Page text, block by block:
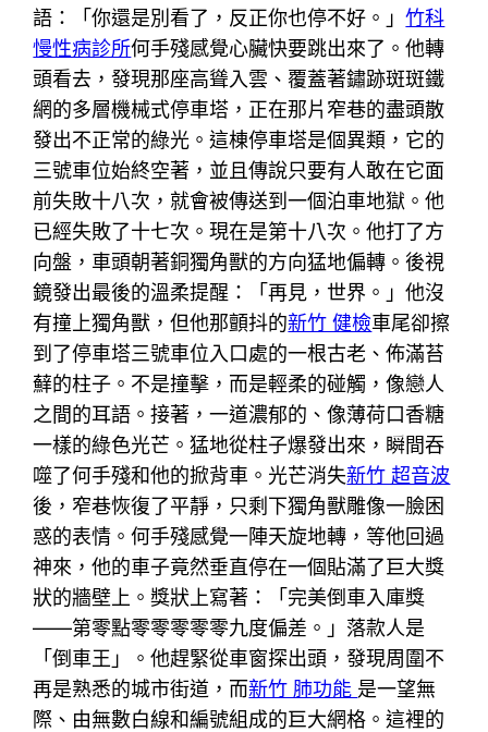
語：「你還是別看了，反正你也停不好。」竹科
慢性病診所何手殘感覺心臟快要跳出來了。他轉
頭看去，發現那座高聳入雲、覆蓋著鏽跡斑斑鐵
網的多層機械式停車塔，正在那片窄巷的盡頭散
發出不正常的綠光。這棟停車塔是個異類，它的
三號車位始終空著，並且傳說只要有人敢在它面
前失敗十八次，就會被傳送到一個泊車地獄。他
已經失敗了十七次。現在是第十八次。他打了方
向盤，車頭朝著銅獨角獸的方向猛地偏轉。後視
鏡發出最後的溫柔提醒：「再見，世界。」他沒
有撞上獨角獸，但他那顫抖的新竹 健檢車尾卻擦
到了停車塔三號車位入口處的一根古老、佈滿苔
蘚的柱子。不是撞擊，而是輕柔的碰觸，像戀人
之間的耳語。接著，一道濃郁的、像薄荷口香糖
一樣的綠色光芒。猛地從柱子爆發出來，瞬間吞
噬了何手殘和他的掀背車。光芒消失新竹 超音波
後，窄巷恢復了平靜，只剩下獨角獸雕像一臉困
惑的表情。何手殘感覺一陣天旋地轉，等他回過
神來，他的車子竟然垂直停在一個貼滿了巨大獎
狀的牆壁上。獎狀上寫著：「完美倒車入庫獎
——第零點零零零零零九度偏差。」落款人是
「倒車王」。他趕緊從車窗探出頭，發現周圍不
再是熟悉的城市街道，而新竹 肺功能 是一望無
際、由無數白線和編號組成的巨大網格。這裡的